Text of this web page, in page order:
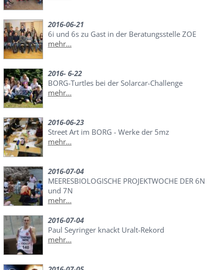
2016-06-21
6i und 6s zu Gast in der Beratungsstelle ZOE
mehr...
2016- 6-22
BORG-Turtles bei der Solarcar-Challenge
mehr...
2016-06-23
Street Art im BORG - Werke der 5mz
mehr...
2016-07-04
MEERESBIOLOGISCHE PROJEKTWOCHE DER 6N
und 7N
mehr...
2016-07-04
Paul Seyringer knackt Uralt-Rekord
mehr...